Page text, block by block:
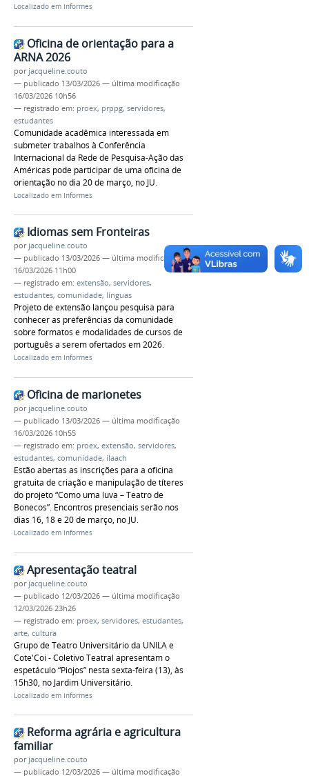
Localizado em Informes
Oficina de orientação para a
ARNA 2026
por jacqueline.couto
— publicado 13/03/2026 — última modificação
16/03/2026 10h56
— registrado em: proex, prppg, servidores,
estudantes
Comunidade acadêmica interessada em
submeter trabalhos à Conferência
Internacional da Rede de Pesquisa-Ação das
Américas pode participar de uma oficina de
orientação no dia 20 de março, no JU.
Localizado em Informes
Idiomas sem Fronteiras
por jacqueline.couto
— publicado 13/03/2026 — última modificação
16/03/2026 11h00
— registrado em: extensão, servidores,
estudantes, comunidade, línguas
Projeto de extensão lançou pesquisa para
conhecer as preferências da comunidade
sobre formatos e modalidades de cursos de
português a serem ofertados em 2026.
Localizado em Informes
Oficina de marionetes
por jacqueline.couto
— publicado 13/03/2026 — última modificação
16/03/2026 10h55
— registrado em: proex, extensão, servidores,
estudantes, comunidade, ilaach
Estão abertas as inscrições para a oficina
gratuita de criação e manipulação de títeres
do projeto “Como uma luva – Teatro de
Bonecos”. Encontros presenciais serão nos
dias 16, 18 e 20 de março, no JU.
Localizado em Informes
Apresentação teatral
por jacqueline.couto
— publicado 12/03/2026 — última modificação
12/03/2026 23h26
— registrado em: proex, servidores, estudantes,
arte, cultura
Grupo de Teatro Universitário da UNILA e
Cote'Coi - Coletivo Teatral apresentam o
espetáculo “Piojos” nesta sexta-feira (13), às
15h30, no Jardim Universitário.
Localizado em Informes
Reforma agrária e agricultura
familiar
por jacqueline.couto
— publicado 12/03/2026 — última modificação